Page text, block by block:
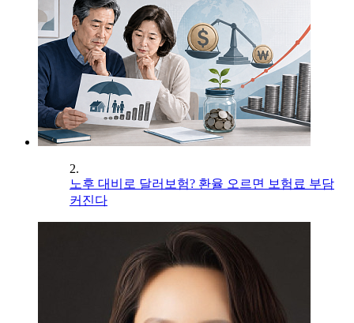
2.
노후 대비로 달러보험? 환율 오르면 보험료 부담
커진다